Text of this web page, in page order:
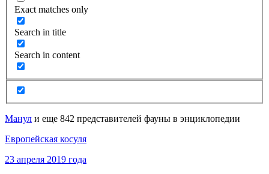
Exact matches only
Search in title
Search in content
Манул и еще 842 представителей фауны в энциклопедии
Европейская косуля
23 апреля 2019 года